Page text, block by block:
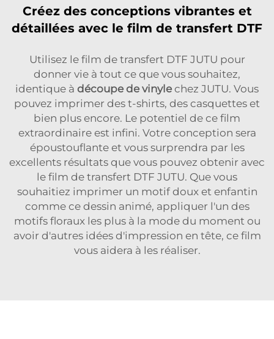
Créez des conceptions vibrantes et
détaillées avec le film de transfert DTF
Utilisez le film de transfert DTF JUTU pour
donner vie à tout ce que vous souhaitez,
identique à découpe de vinyle chez JUTU. Vous
pouvez imprimer des t-shirts, des casquettes et
bien plus encore. Le potentiel de ce film
extraordinaire est infini. Votre conception sera
époustouflante et vous surprendra par les
excellents résultats que vous pouvez obtenir avec
le film de transfert DTF JUTU. Que vous
souhaitiez imprimer un motif doux et enfantin
comme ce dessin animé, appliquer l'un des
motifs floraux les plus à la mode du moment ou
avoir d'autres idées d'impression en tête, ce film
vous aidera à les réaliser.